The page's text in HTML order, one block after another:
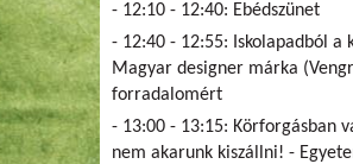
- 12:10 - 12:40: Ebédszünet
- 12:40 - 12:55: Iskolapadból a
Magyar designer márka
forradalomért
- 13:00 - 13:15: Körforgásban
nem akarunk kiszállni! -